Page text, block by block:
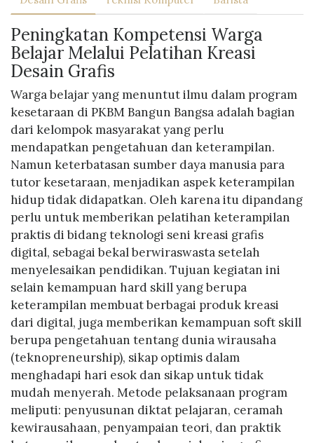
Peningkatan Kompetensi Warga
Belajar Melalui Pelatihan Kreasi
Desain Grafis
Warga belajar yang menuntut ilmu dalam program
kesetaraan di PKBM Bangun Bangsa adalah bagian
dari kelompok masyarakat yang perlu
mendapatkan pengetahuan dan keterampilan.
Namun keterbatasan sumber daya manusia para
tutor kesetaraan, menjadikan aspek keterampilan
hidup tidak didapatkan. Oleh karena itu dipandang
perlu untuk memberikan pelatihan keterampilan
praktis di bidang teknologi seni kreasi grafis
digital, sebagai bekal berwiraswasta setelah
menyelesaikan pendidikan. Tujuan kegiatan ini
selain kemampuan hard skill yang berupa
keterampilan membuat berbagai produk kreasi
dari digital, juga memberikan kemampuan soft skill
berupa pengetahuan tentang dunia wirausaha
(teknopreneurship), sikap optimis dalam
menghadapi hari esok dan sikap untuk tidak
mudah menyerah. Metode pelaksanaan program
meliputi: penyusunan diktat pelajaran, ceramah
kewirausahaan, penyampaian teori, dan praktik